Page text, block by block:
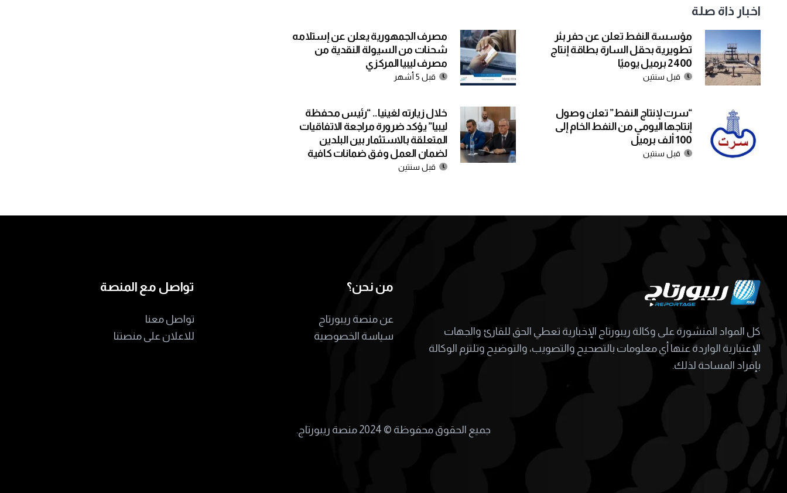
اخبار ذاة صلة
مؤسسة النفط تعلن عن حفر بئر
تطويرية بحقل السارة بطاقة إنتاج
2400 برميل يوميًا
قبل سنتين
مصرف الجمهورية يعلن عن إستلامه
شحنات من السيولة النقدية من
مصرف ليبيا المركزي
قبل 5 أشهر
“سرت لإنتاج النفط” تعلن وصول
إنتاجها اليومي من النفط الخام إلى
100 ألف برميل
قبل سنتين
خلال زيارته لغينيا.. “رئيس محفظة
ليبيا” يؤكد ضرورة مراجعة الاتفاقيات
المتعلقة بالاستثمار بين البلدين
لضمان العمل وفق ضمانات كافية
قبل سنتين
كل المواد المنشورة على وكالة ريبورتاج الإخبارية تعطي الحق للقارئ والجهات
الإعتبارية الواردة عنها أي معلومات بالتصحيح والتصويب، والتوضيح وتلتزم الوكالة
بإفراد المساحة لذلك.
من نحن؟
عن منصة ريبورتاج
سياسة الخصوصية
تواصل مع المنصة
تواصل معنا
للاعلان على منصتنا
جميع الحقوق محفوظة © 2024 منصة ريبورتاج.